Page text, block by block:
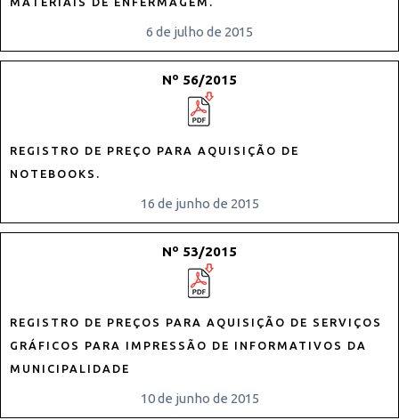
6 de julho de 2015
Nº 56/2015
REGISTRO DE PREÇO PARA AQUISIÇÃO DE
NOTEBOOKS.
16 de junho de 2015
Nº 53/2015
REGISTRO DE PREÇOS PARA AQUISIÇÃO DE SERVIÇOS
GRÁFICOS PARA IMPRESSÃO DE INFORMATIVOS DA
MUNICIPALIDADE
10 de junho de 2015